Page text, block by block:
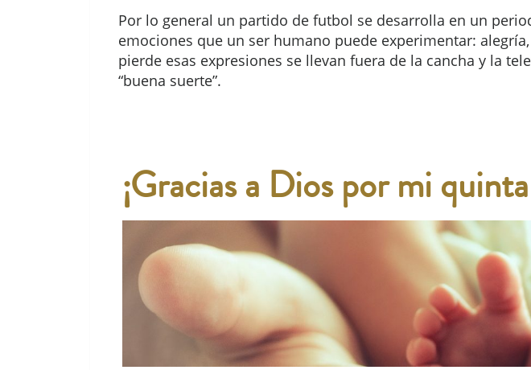
Por lo general un partido de futbol se desarrolla en un
emociones que un ser humano puede experimentar:
pierde esas expresiones se llevan fuera de la cancha y la
“buena suerte”.
¡Gracias a Dios por mi